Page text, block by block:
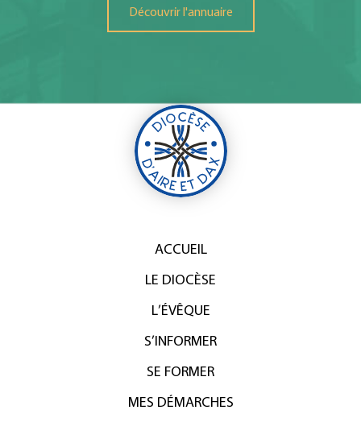
Découvrir l'annuaire
ACCUEIL
LE DIOCÈSE
L’ÉVÊQUE
S’INFORMER
SE FORMER
MES DÉMARCHES